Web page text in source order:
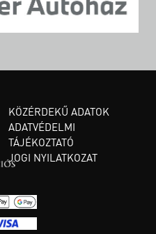
KÖZÉRDEKŰ ADATOK
ADATVÉDELMI
TÁJÉKOZTATÓ
JOGI NYILATKOZAT